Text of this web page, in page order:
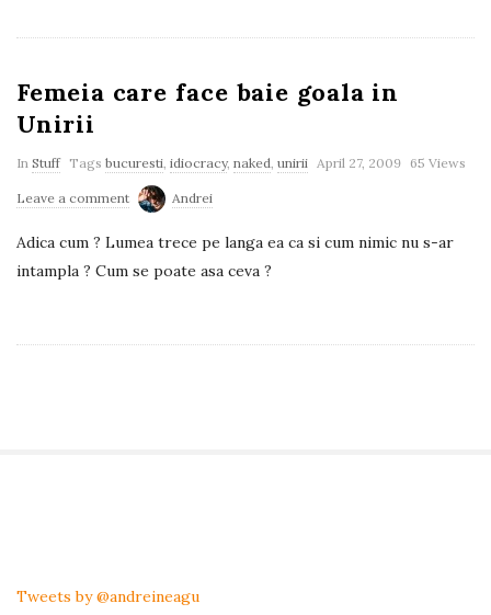
Femeia care face baie goala in
Unirii
In Stuff Tags bucuresti idiocracy, naked unirii April 27, 2009 65 Views
Leave a comment Andrei
Adica cum ? Lumea trece pe langa ea ca si cum nimic nu s-ar
intampla ? Cum se poate asa ceva ?
Tweets by @andreineagu